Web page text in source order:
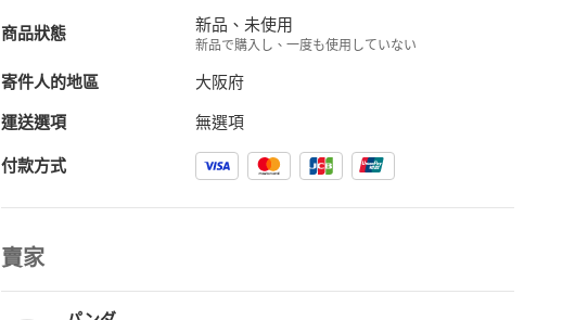
商品狀態 新品、未使用
新品で購入し、一度も使用していない
寄件人的地區 大阪府
運送選項 無選項
付款方式
賣家